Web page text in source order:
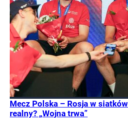
Mecz Polska – Rosja w
realny? „Wojna trwa”